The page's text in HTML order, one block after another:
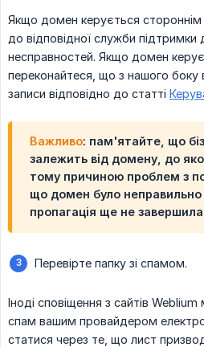
Якщо домен керується
до відповідної служби
несправностей. Якщо домен
переконайтеся, що з нашого боку
записи відповідно до статті
Важливо: пам'ятайте, що
залежить від домену, до
тому причиною проблем з
що домен було неправильно
пропагація ще не
Перевірте папку зі спамом.
Іноді сповіщення з сайтів
спам вашим провайдером
статися через те, що лист